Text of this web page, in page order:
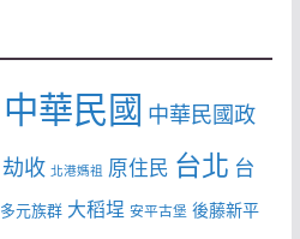
中華民國 中華民國政
劫收 北港媽祖 原住民 台北 台
多元族群 大稻埕 安平古堡 後藤新平